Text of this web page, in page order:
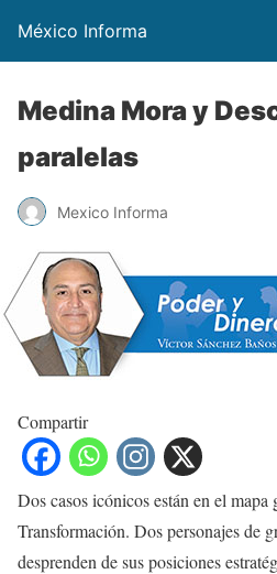
México Informa
Medina Mora y
paralelas
Mexico Informa
Compartir
Dos casos icónicos están en el
Transformación. Dos personajes de
desprenden de sus posiciones